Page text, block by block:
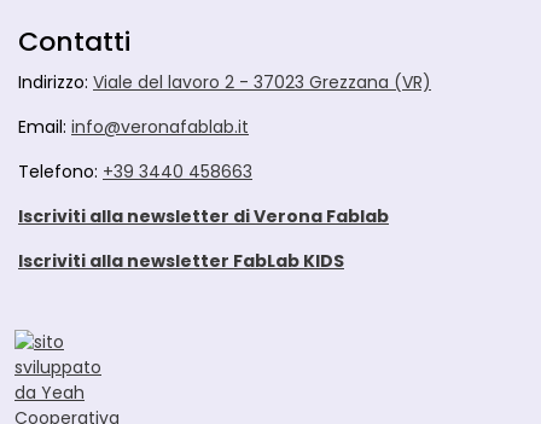
Contatti
Indirizzo: Viale del lavoro 2 - 37023 Grezzana (VR)
Email: info@veronafablab.it
Telefono: +39 3440 458663
Iscriviti alla newsletter di Verona Fablab
Iscriviti alla newsletter FabLab KIDS